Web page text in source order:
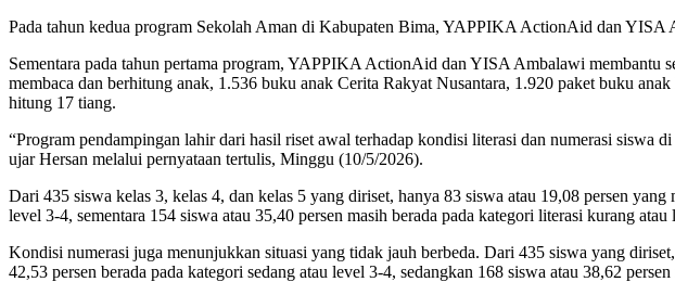
Pada tahun kedua program Sekolah Aman di Kabupaten Bima, YAPPIKA ActionAid dan
Sementara pada tahun pertama program, YAPPIKA ActionAid dan YISA Ambalawi membantu
membaca dan berhitung anak, 1.536 buku anak Cerita Rakyat Nusantara, 1.920 paket buku
hitung 17 tiang.
“Program pendampingan lahir dari hasil riset awal terhadap kondisi literasi dan numerasi siswa
ujar Hersan melalui pernyataan tertulis, Minggu (10/5/2026).
Dari 435 siswa kelas 3, kelas 4, dan kelas 5 yang diriset, hanya 83 siswa atau 19,08 persen
level 3-4, sementara 154 siswa atau 35,40 persen masih berada pada kategori literasi kurang atau
Kondisi numerasi juga menunjukkan situasi yang tidak jauh berbeda. Dari 435 siswa yang
42,53 persen berada pada kategori sedang atau level 3-4, sedangkan 168 siswa atau 38,62